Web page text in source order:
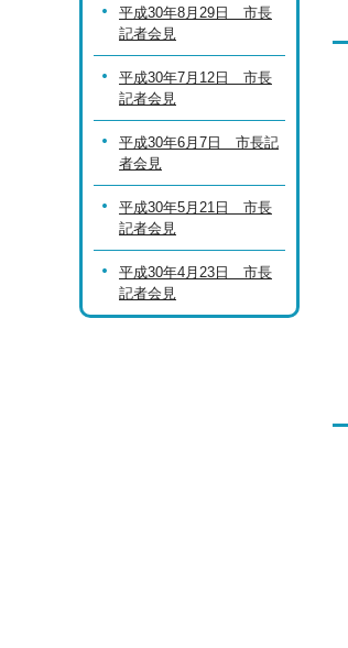
平成30年8月29日 市長
記者会見
平成30年7月12日 市長
記者会見
平成30年6月7日 市長記
者会見
平成30年5月21日 市長
記者会見
平成30年4月23日 市長
記者会見